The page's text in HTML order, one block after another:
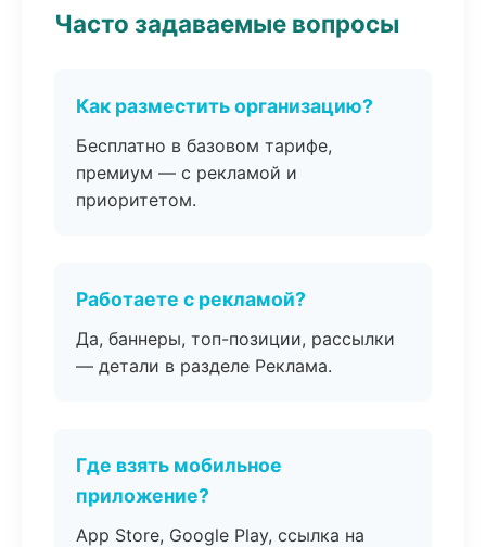
Часто задаваемые вопросы
Как разместить организацию?
Бесплатно в базовом тарифе,
премиум — с рекламой и
приоритетом.
Работаете с рекламой?
Да, баннеры, топ-позиции, рассылки
— детали в разделе Реклама.
Где взять мобильное
приложение?
App Store, Google Play, ссылка на